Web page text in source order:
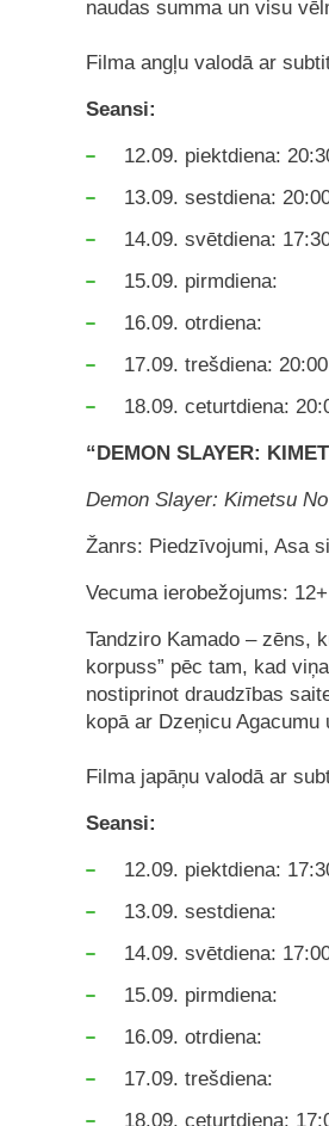
naudas summa un visu
Filma angļu valodā ar
Seansi:
12.09. piektdiena:
13.09. sestdiena:
14.09. svētdiena:
15.09. pirmdiena:
16.09. otrdiena:
17.09. trešdiena: 20:00
18.09. ceturtdiena:
“DEMON SLAYER:
Demon Slayer: Kimetsu
Žanrs: Piedzīvojumi, Asa
Vecuma ierobežojums: 12+
Tandziro Kamado – zēns,
korpuss” pēc tam, kad
nostiprinot draudzības
kopā ar Dzeņicu Agacumu
Filma japāņu valodā ar
Seansi:
12.09. piektdiena:
13.09. sestdiena:
14.09. svētdiena:
15.09. pirmdiena:
16.09. otrdiena:
17.09. trešdiena:
18.09. ceturtdiena: